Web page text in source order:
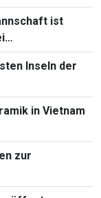
ist
Inseln der
in Vietnam
zur